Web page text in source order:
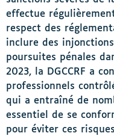
effectue
respect des
inclure des
poursuites pénales
2023, la DGCCRF a
professionnels
qui a entraîné de
essentiel de se
pour éviter ces